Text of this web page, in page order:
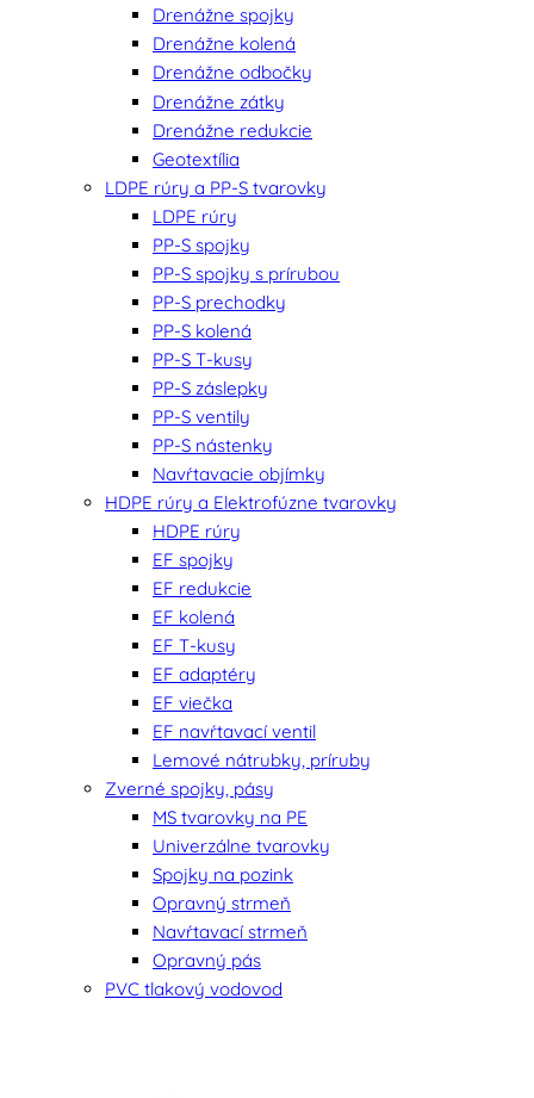
Drenážne spojky
Drenážne kolená
Drenážne odbočky
Drenážne zátky
Drenážne redukcie
Geotextília
LDPE rúry a PP-S tvarovky
LDPE rúry
PP-S spojky
PP-S spojky s prírubou
PP-S prechodky
PP-S kolená
PP-S T-kusy
PP-S záslepky
PP-S ventily
PP-S nástenky
Navŕtavacie objímky
HDPE rúry a Elektrofúzne tvarovky
HDPE rúry
EF spojky
EF redukcie
EF kolená
EF T-kusy
EF adaptéry
EF viečka
EF navŕtavací ventil
Lemové nátrubky, príruby
Zverné spojky, pásy
MS tvarovky na PE
Univerzálne tvarovky
Spojky na pozink
Opravný strmeň
Navŕtavací strmeň
Opravný pás
PVC tlakový vodovod